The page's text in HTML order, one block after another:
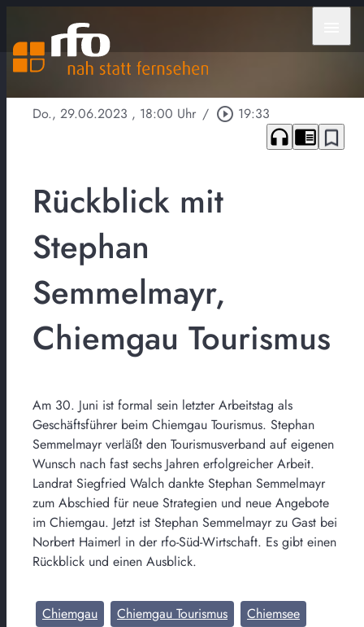
Do., 29.06.2023 , 18:00 Uhr / play_circle_outline 19:33
headphones chrome_reader_mode bookmark_border
Rückblick mit
Stephan
Semmelmayr,
Chiemgau Tourismus
Am 30. Juni ist formal sein letzter Arbeitstag als
Geschäftsführer beim Chiemgau Tourismus. Stephan
Semmelmayr verläßt den Tourismusverband auf eigenen
Wunsch nach fast sechs Jahren erfolgreicher Arbeit.
Landrat Siegfried Walch dankte Stephan Semmelmayr
zum Abschied für neue Strategien und neue Angebote
im Chiemgau. Jetzt ist Stephan Semmelmayr zu Gast bei
Norbert Haimerl in der rfo-Süd-Wirtschaft. Es gibt einen
Rückblick und einen Ausblick.
Chiemgau Chiemgau Tourismus
Chiemsee